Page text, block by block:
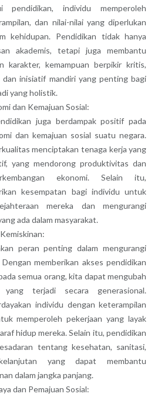
pendidikan, individu memperoleh
dan nilai-nilai yang diperlukan
kehidupan. Pendidikan tidak hanya
akademis, tetapi juga membantu
karakter, kemampuan berpikir kritis,
dan inisiatif mandiri yang penting bagi
yang holistik.
dan Kemajuan Sosial:
juga berdampak positif pada
dan kemajuan sosial suatu negara.
menciptakan tenaga kerja yang
yang mendorong produktivitas dan
ekonomi. Selain itu,
kesempatan bagi individu untuk
mereka dan mengurangi
ada dalam masyarakat.
peran penting dalam mengurangi
memberikan akses pendidikan
semua orang, kita dapat mengubah
yang terjadi secara generasional.
individu dengan keterampilan
memperoleh pekerjaan yang layak
hidup mereka. Selain itu, pendidikan
tentang kesehatan, sanitasi,
yang dapat membantu
dalam jangka panjang.
dan Pemajuan Sosial: